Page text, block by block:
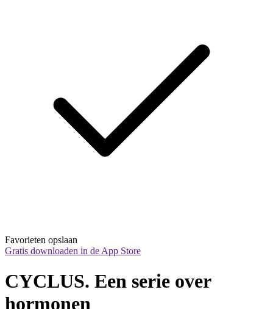
Favorieten opslaan
Gratis downloaden in de App Store
CYCLUS. Een serie over
hormonen